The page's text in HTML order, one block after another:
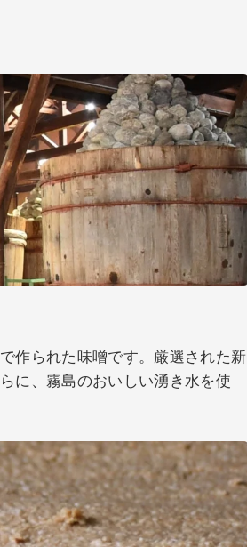
作られた味噌です。厳選された新
に、霧島のおいしい湧き水を使